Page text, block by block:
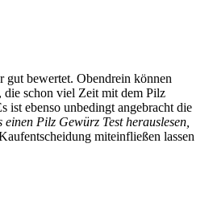
gut bewertet. Obendrein können
die schon viel Zeit mit dem Pilz
ist ebenso unbedingt angebracht die
Pilz Gewürz Test herauslesen,
miteinfließen lassen